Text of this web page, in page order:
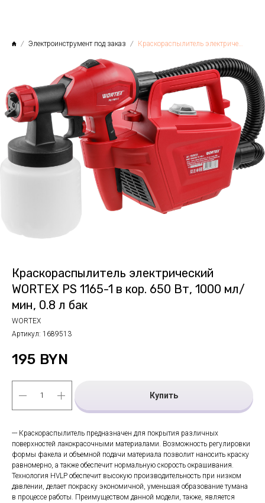
Электроинструмент под заказ Краскораспылитель электрический WORTEX PS 1165-1 в кор. 650 Вт, 1000 мл/мин, 0.8 л бак
Краскораспылитель электрический
WORTEX PS 1165-1 в кор. 650 Вт, 1000 мл/
мин, 0.8 л бак
WORTEX
Артикул: 1689513
195 BYN
Купить
--- Краскораспылитель предназначен для покрытия различных
поверхностей лакокрасочными материалами. Возможность регулировки
формы факела и объемной подачи материала позволит наносить краску
равномерно, а также обеспечит нормальную скорость окрашивания.
Технология HVLP обеспечит высокую производительность при низком
давлении, делает покраску экономичной, уменьшая образование тумана
в процессе работы. Преимуществом данной модели, также, является